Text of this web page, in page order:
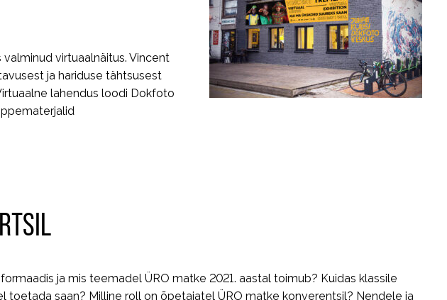
virtuaalnäitus. Vincent
ja hariduse tähtsusest
lahendus loodi Dokfoto
ja mis teemadel ÜRO matke 2021. aastal toimub? Kuidas klassile
saan? Milline roll on õpetajatel ÜRO matke konverentsil? Nendele ja